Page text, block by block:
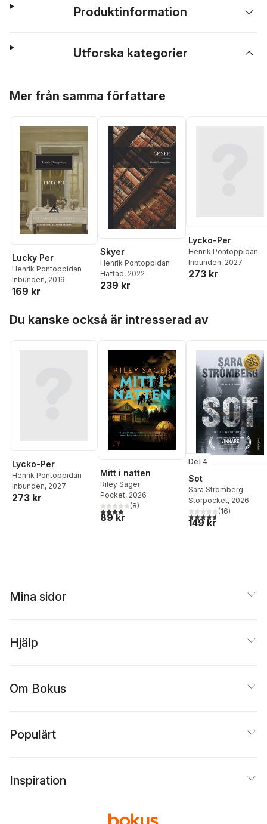
Produktinformation
Utforska kategorier
Mer från samma författare
Lucky Per
Henrik Pontoppidan
Inbunden, 2019
169 kr
Skyer
Henrik Pontoppidan
Häftad, 2022
239 kr
Lycko-Per
Henrik Pontoppidan
Inbunden, 2027
273 kr
Du kanske också är intresserad av
Lycko-Per
Henrik Pontoppidan
Inbunden, 2027
273 kr
Mitt i natten
Riley Sager
Pocket, 2026
3,9utav 5 stjärnor. Totalt antal röster:
(8)
89 kr
Del 4
Sot
Sara Strömberg
Storpocket, 2026
4,7utav 5 stjärnor.
(16)
149 kr
Mina sidor
Hjälp
Om Bokus
Populärt
Inspiration